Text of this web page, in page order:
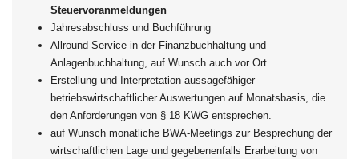
Steuervoranmeldungen
Jahresabschluss und Buchführung
Allround-Service in der Finanzbuchhaltung und
Anlagenbuchhaltung, auf Wunsch auch vor Ort
Erstellung und Interpretation aussagefähiger
betriebswirtschaftlicher Auswertungen auf Monatsbasis, die
den Anforderungen von § 18 KWG entsprechen.
auf Wunsch monatliche BWA-Meetings zur Besprechung der
wirtschaftlichen Lage und gegebenenfalls Erarbeitung von